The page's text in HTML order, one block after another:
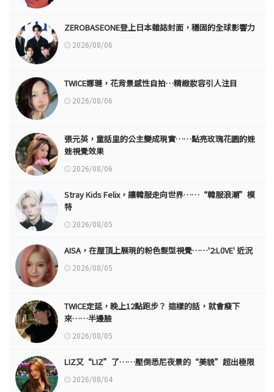
ZEROBASEONE登上日本雜誌封面，穩固的全球影響力
2026/08/06
TWICE娜璉，花背景感性自拍…精緻妝容引人注目
2026/08/06
張元英，童話里的公主變成現實……點亮玫瑰花園的娃
娃視覺效果
2026/08/06
Stray Kids Felix，讓韓服走向世界……“韓服浪潮”模
特
2026/08/05
AISA，在屋頂上展現的粉色髮型視覺……'2:L0VE' 近況
2026/08/05
TWICE定延，晚上12點跑步？ 這樣的話，就會瘦下
來……半邊臉
2026/08/05
LIZ又“LIZ”了……壓倒悉尼夜景的“美貌”超出極限
2026/08/04